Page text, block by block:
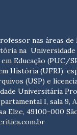
nas áreas
na Universidade
Educação (PUC/
História (UFRJ),
(USP) e
Universitária
I, sala 9,
Elze, 49100-000